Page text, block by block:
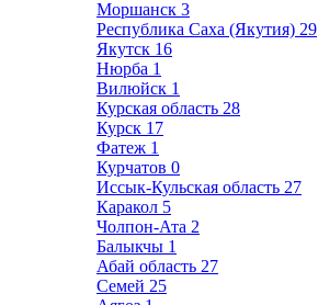
Моршанск 3
Республика Саха (Якутия) 29
Якутск 16
Нюрба 1
Вилюйск 1
Курская область 28
Курск 17
Фатеж 1
Курчатов 0
Иссык-Кульская область 27
Каракол 5
Чолпон-Ата 2
Балыкчы 1
Абай область 27
Семей 25